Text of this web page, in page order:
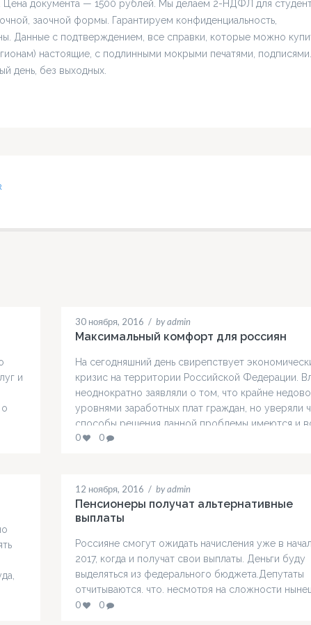
Цена документа — 1500 рублей. Мы делаем 2-НДФЛ для
заочной формы. Гарантируем конфиденциальность,
Данные с подтверждением, все справки, которые можно
настоящие, с подлинными мокрыми печатями, подписями.
день, без выходных.
и
30 ноября, 2016 / by admin
Максимальный комфорт для россиян
На сегодняшний день свирепствует
кризис на территории Российской Федерации.
неоднократно заявляли о том, что крайне
уровнями заработных плат граждан, но уверяли
способы решения данной проблемы имеются и
ситуация более-менее стабилизируется. Что
большинство всё же умудряется…
0 0
ИП
12 ноября, 2016 / by admin
Пенсионеры получат альтернативные
выплаты
Россияне смогут ожидать начисления уже в
2017, когда и получат свои выплаты. Деньги буду
выделяться из федерального бюджета.Депутаты
отчитываются, что, несмотря на сложности
времени, власть сумела найти средства и
0 0